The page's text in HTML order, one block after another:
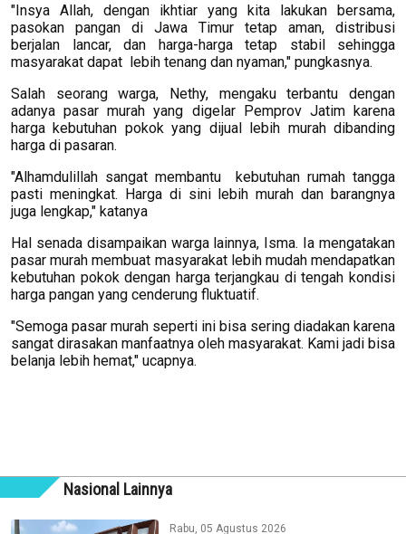
"Insya Allah, dengan ikhtiar yang kita lakukan bersama,
pasokan pangan di Jawa Timur tetap aman, distribusi
berjalan lancar, dan harga-harga tetap stabil sehingga
masyarakat dapat lebih tenang dan nyaman," pungkasnya.
Salah seorang warga, Nethy, mengaku terbantu dengan
adanya pasar murah yang digelar Pemprov Jatim karena
harga kebutuhan pokok yang dijual lebih murah dibanding
harga di pasaran.
"Alhamdulillah sangat membantu kebutuhan rumah tangga
pasti meningkat. Harga di sini lebih murah dan barangnya
juga lengkap," katanya
Hal senada disampaikan warga lainnya, Isma. Ia mengatakan
pasar murah membuat masyarakat lebih mudah mendapatkan
kebutuhan pokok dengan harga terjangkau di tengah kondisi
harga pangan yang cenderung fluktuatif.
"Semoga pasar murah seperti ini bisa sering diadakan karena
sangat dirasakan manfaatnya oleh masyarakat. Kami jadi bisa
belanja lebih hemat," ucapnya.
Nasional Lainnya
Rabu, 05 Agustus 2026